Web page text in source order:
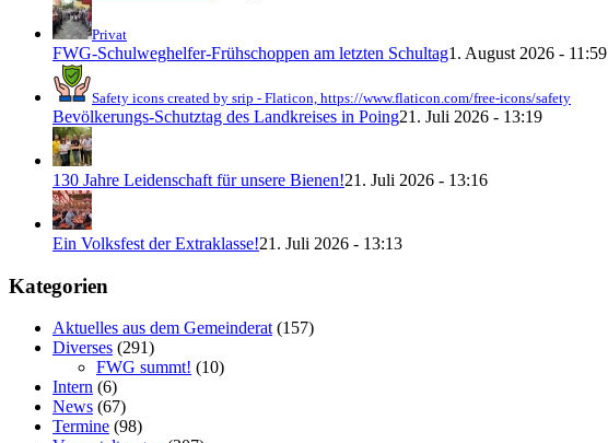
Privat
FWG-Schulweghelfer-Frühschoppen am letzten Schultag1. August 2026 - 11:59
Safety icons created by srip - Flaticon, https://www.flaticon.com/free-icons/safety
Bevölkerungs-Schutztag des Landkreises in Poing21. Juli 2026 - 13:19
130 Jahre Leidenschaft für unsere Bienen!21. Juli 2026 - 13:16
Ein Volksfest der Extraklasse!21. Juli 2026 - 13:13
Kategorien
Aktuelles aus dem Gemeinderat (157)
Diverses (291)
FWG summt! (10)
Intern (6)
News (67)
Termine (98)